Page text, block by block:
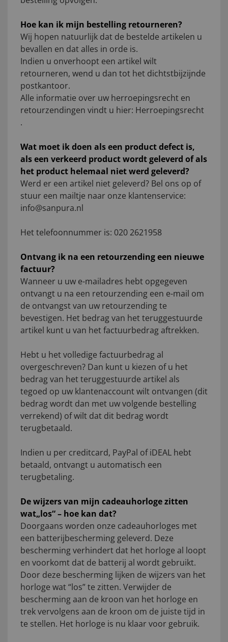
Hoe kan ik mijn bestelling retourneren?
Wij hopen natuurlijk dat de bestelde artikelen u
bevallen en dat alles in orde is.
Indien u onverhoopt een artikel wilt
retourneren, wend u dan tot het dichtstbijzijnde
postkantoor.
Alle informatie over uw herroepingsrecht en
retourzendingen vindt u hier: Herroepingsrecht
.
Wat moet ik doen als een product defect is,
als een verkeerd product wordt geleverd of als
het product helemaal niet werd geleverd?
Werd er een artikel niet geleverd? Bel ons op of
stuur een mailtje naar onze klantenservice:
info@sanpura.nl
Het telefoonnummer is: 020 2621958
Ontvang ik na een retourzending een nieuwe
factuur?
Wanneer u uw e-mailadres hebt opgegeven
ontvangt u na een retourzending een e-mail om
de ontvangst van uw retourzending te
bevestigen. Het bedrag van het teruggestuurde
artikel kunt u van het factuurbedrag aftrekken.
Hebt u het volledige factuurbedrag al
overgeschreven? Dan kunt u kiezen of u het
bedrag van het teruggestuurde artikel als
tegoed op uw klantenaccount wilt ontvangen (dit
bedrag wordt dan met uw volgende bestelling
verrekend) of wilt dat dit bedrag wordt
terugbetaald.
Indien u per creditcard, PayPal of iDEAL hebt
betaald, ontvangt u automatisch een
terugbetaling.
De wijzers van mijn cadeauhorloge zitten
wat„los“ – hoe kan dat?
Doorgaans worden onze cadeauhorloges met
een batterijbescherming geleverd. Deze
bescherming verhindert dat het horloge al loopt
en voorkomt dat de batterij al wordt gebruikt.
Door deze bescherming lijken de wijzers van het
horloge wat “los” te zitten. Verwijder de
bescherming aan de kroon van het horloge en
trek vervolgens aan de kroon om de juiste tijd in
te stellen. Het horloge is nu klaar voor gebruik.